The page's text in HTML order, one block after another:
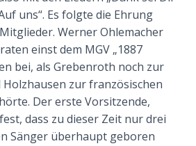
uns“. Es folgte die Ehrung
Werner Ohlemacher
einst dem MGV „1887
bei, als Grebenroth noch zur
zur französischen
Der erste Vorsitzende,
dass zu dieser Zeit nur drei
Sänger überhaupt geboren